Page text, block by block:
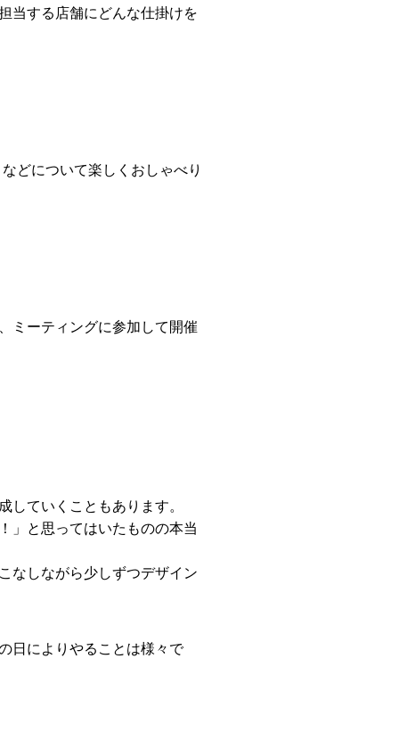
当する店舗にどんな仕掛けを
どについて楽しくおしゃべり
ミーティングに参加して開催
ていくこともあります。
」と思ってはいたものの本当
なしながら少しずつデザイン
日によりやることは様々で